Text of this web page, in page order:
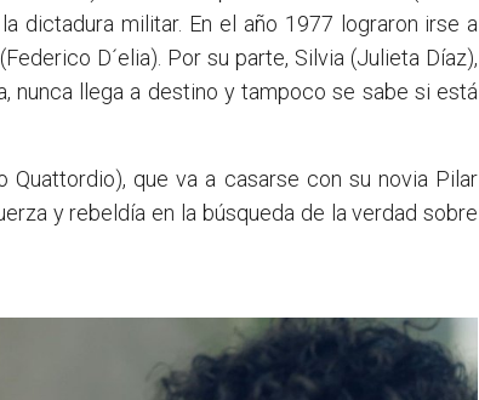
dictadura militar. En el año 1977 lograron irse a
D´elia). Por su parte, Silvia (Julieta Díaz),
nunca llega a destino y tampoco se sabe si está
que va a casarse con su novia Pilar
y rebeldía en la búsqueda de la verdad sobre